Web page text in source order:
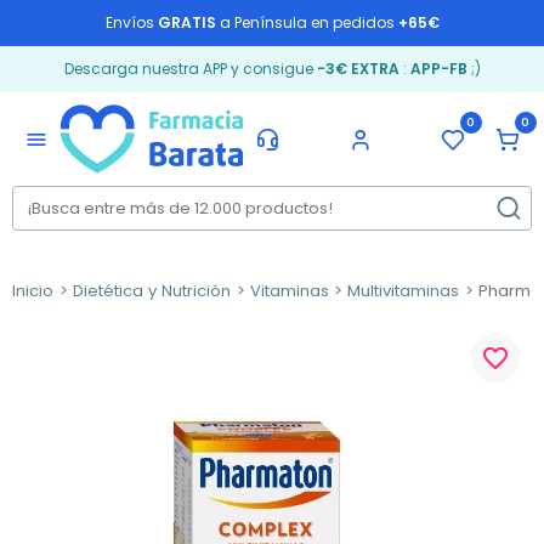
Envíos GRATIS a Península en pedidos +65€
Descarga nuestra APP y consigue -3€ EXTRA: APP-FB ;)
menu
0 0
Inicio Dietética y Nutrición Vitaminas Multivitaminas
favorite_border